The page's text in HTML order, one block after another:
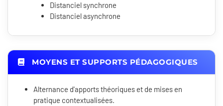
Distanciel synchrone
Distanciel asynchrone
MOYENS ET SUPPORTS PÉDAGOGIQUES
Alternance d'apports théoriques et de mises en
pratique contextualisées.